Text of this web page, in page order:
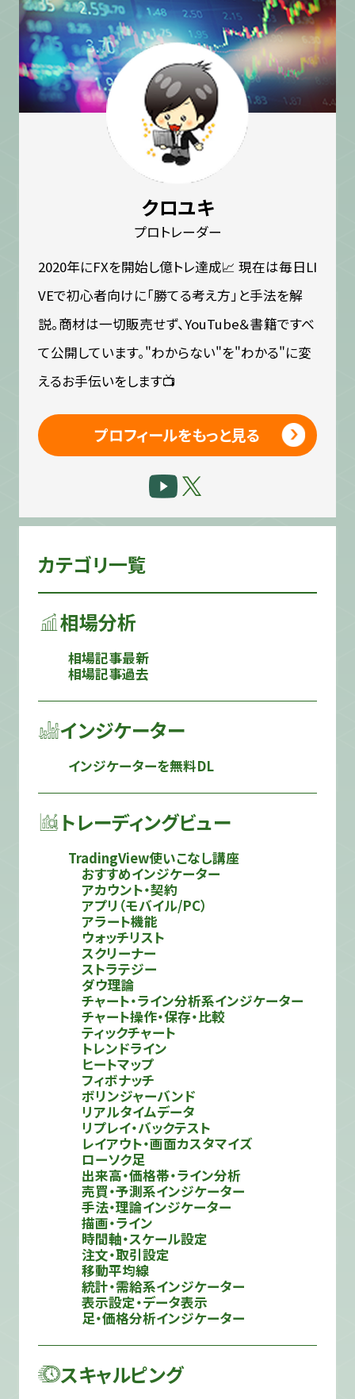
クロユキ
プロトレーダー
2020年にFXを開始し億トレ達成📈 現在は毎日LI
VEで初心者向けに「勝てる考え方」と手法を解
説。商材は一切販売せず、YouTube＆書籍ですべ
て公開しています。"わからない"を"わかる"に変
えるお手伝いをします📺
プロフィールをもっと見る
カテゴリ一覧
相場分析
相場記事最新
相場記事過去
インジケーター
インジケーターを無料DL
トレーディングビュー
TradingView使いこなし講座
おすすめインジケーター
アカウント・契約
アプリ（モバイル/PC）
アラート機能
ウォッチリスト
スクリーナー
ストラテジー
ダウ理論
チャート・ライン分析系インジケーター
チャート操作・保存・比較
ティックチャート
トレンドライン
ヒートマップ
フィボナッチ
ボリンジャーバンド
リアルタイムデータ
リプレイ・バックテスト
レイアウト・画面カスタマイズ
ローソク足
出来高・価格帯・ライン分析
売買・予測系インジケーター
手法・理論インジケーター
描画・ライン
時間軸・スケール設定
注文・取引設定
移動平均線
統計・需給系インジケーター
表示設定・データ表示
足・価格分析インジケーター
スキャルピング